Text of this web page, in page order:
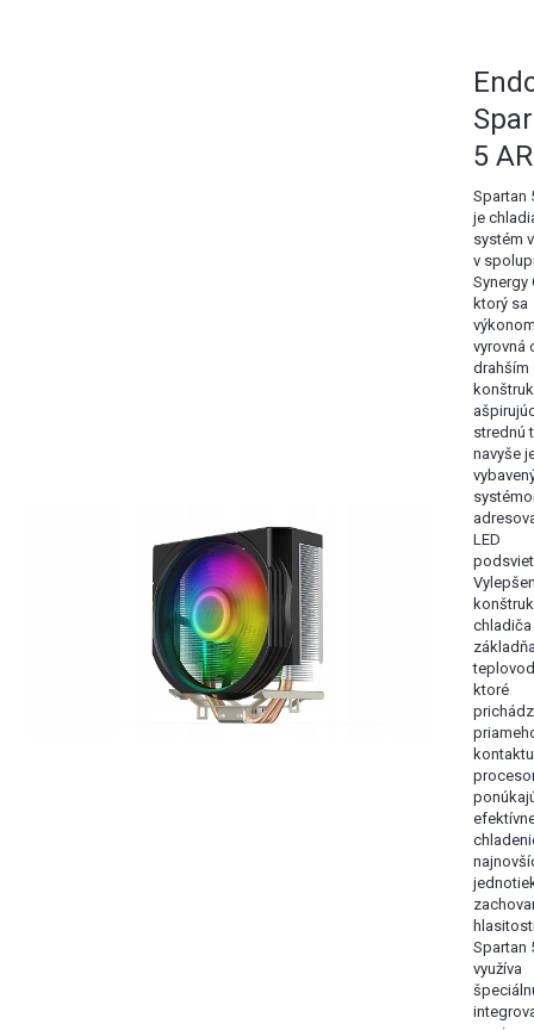
5
Spartan
je
systém
v
Synergy
ktorý sa
vyrovná
drahším
strednú
navyše
LED
chladiča
ktoré
Spartan
využíva